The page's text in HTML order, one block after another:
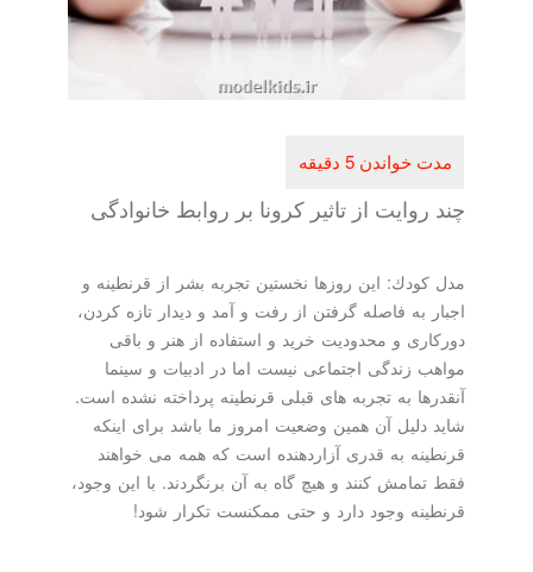
چند روایت از تاثیر كرونا بر روابط خانوادگی
مدل كودك: این روزها نخستین تجربه بشر از قرنطینه و
اجبار به فاصله گرفتن از رفت و آمد و دیدار تازه كردن،
دوركاری و محدودیت خرید و استفاده از هنر و باقی
مواهب زندگی اجتماعی نیست اما در ادبیات و سینما
آنقدرها به تجربه های قبلی قرنطینه پرداخته نشده است.
شاید دلیل آن همین وضعیت امروز ما باشد برای اینكه
قرنطینه به قدری آزاردهنده است كه همه می خواهند
فقط تمامش كنند و هیچ گاه به آن برنگردند. با این وجود،
قرنطینه وجود دارد و حتی ممكنست تكرار شود!